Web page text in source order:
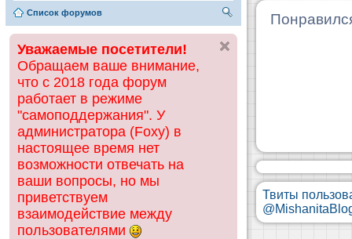
Список форумов
ск
Уважаемые посетители!
Обращаем ваше внимание,
что с 2018 года форум
работает в режиме
"самоподдержания". У
администратора (Foxy) в
настоящее время нет
возможности отвечать на
ваши вопросы, но мы
приветствуем
взаимодействие между
пользователями
Твиты